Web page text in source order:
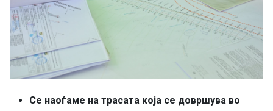
Се наоѓаме на трасата која се довршува во